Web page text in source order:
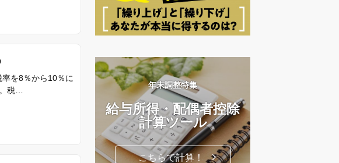
を8％から10％に
税…
年末調整特集
給与所得・配偶者控除
計算ツール
こちらで計算！